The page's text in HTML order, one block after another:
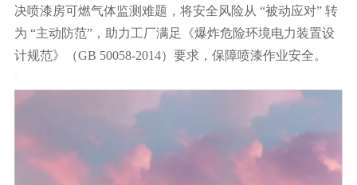
决喷漆房可燃气体监测难题，将安全风险从 “被动应对” 转
为 “主动防范”，助力工厂满足《爆炸危险环境电力装置设
计规范》（GB 50058-2014）要求，保障喷漆作业安全。